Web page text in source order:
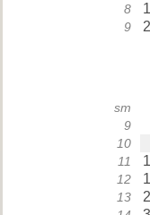
8
9
sm
9
10
11
12
13